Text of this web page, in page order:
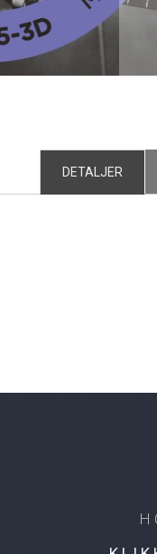
DETALJER